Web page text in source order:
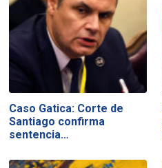
Caso Gatica: Corte de
Santiago confirma
sentencia…